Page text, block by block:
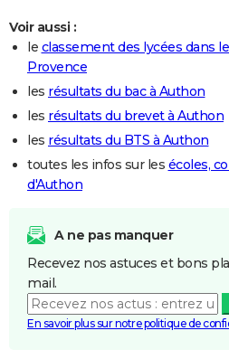
Voir aussi :
le classement des lycées dans
Provence
les résultats du bac à Authon
les résultats du brevet à Authon
les résultats du BTS à Authon
toutes les infos sur les écoles,
d'Authon
A ne pas manquer
Recevez nos astuces et bons
mail.
En savoir plus sur notre politique de